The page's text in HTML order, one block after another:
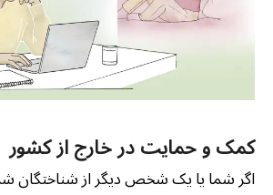
کمک و حمایت در خارج از کشور
اگر شما یا یک شخص دیگر از شناختگان